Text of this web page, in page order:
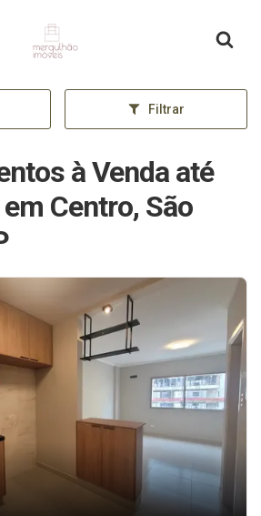
Página inicial
Filtrar
à Venda até
Centro, São